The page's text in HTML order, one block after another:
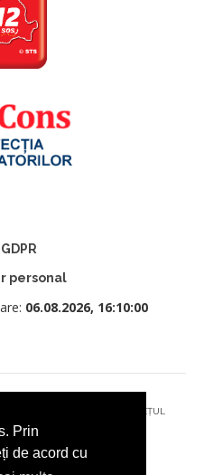
Prin
de acord cu
personal
06.08.2026, 16:10:00
MOLDOVENESC, JUDEȚUL